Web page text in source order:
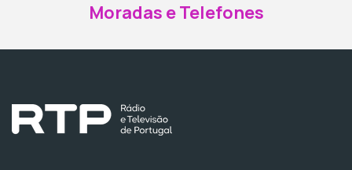
Moradas e Telefones